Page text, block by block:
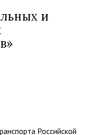
и
Российской